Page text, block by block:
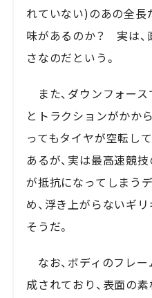
れていない)のあの全長
味があるのか？ 実は
さなのだという。
また、ダウンフォー
とトラクションがかか
ってもタイヤが空転し
あるが、実は最高速競
が抵抗になってしまう
め、浮き上がらないギ
そうだ。
なお、ボディのフレ
成されており、表面の